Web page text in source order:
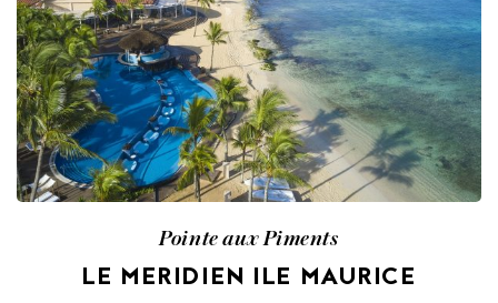
Pointe aux Piments
LE MERIDIEN ILE MAURICE